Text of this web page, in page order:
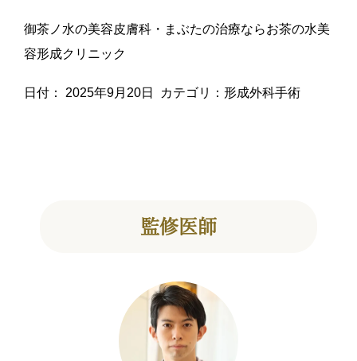
御茶ノ水の美容皮膚科・まぶたの治療ならお茶の水美
容形成クリニック
日付： 2025年9月20日 カテゴリ： 形成外科手術
監修医師